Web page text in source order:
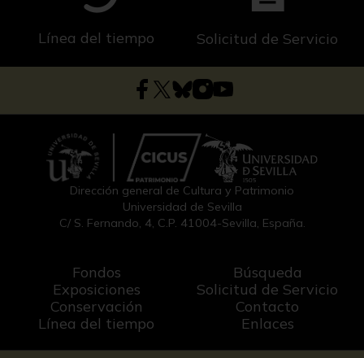
Línea del tiempo Solicitud de Servicio
Dirección general de Cultura y Patrimonio
Universidad de Sevilla
C/ S. Fernando, 4, C.P. 41004-Sevilla, España.
Fondos
Exposiciones
Conservación
Línea del tiempo
Búsqueda
Solicitud de Servicio
Contacto
Enlaces